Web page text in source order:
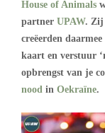
House of Animals
partner UPAW. Zij
creëerden
kaart en verstuur
opbrengst van je
nood in Oekraïne.